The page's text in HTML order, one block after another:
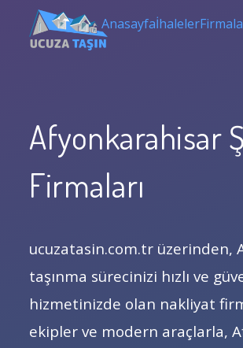
Anasayfaİhaleler
Afyonkarahisar
Firmaları
ucuzatasin.com.tr üzerinden,
taşınma sürecinizi hızlı ve
hizmetinizde olan nakliyat
ekipler ve modern araçlarla,